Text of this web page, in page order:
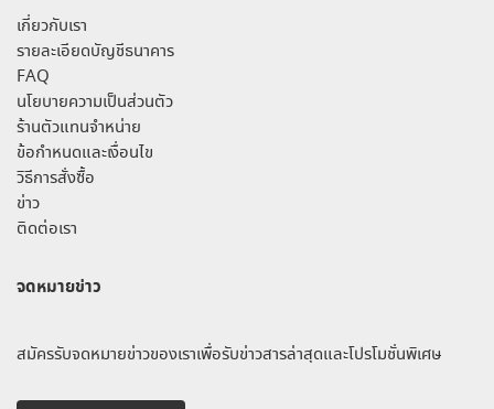
เกี่ยวกับเรา
รายละเอียดบัญชีธนาคาร
FAQ
นโยบายความเป็นส่วนตัว
ร้านตัวแทนจำหน่าย
ข้อกำหนดและเงื่อนไข
วิธีการสั่งซื้อ
ข่าว
ติดต่อเรา
จดหมายข่าว
สมัครรับจดหมายข่าวของเราเพื่อรับข่าวสารล่าสุดและโปรโมชั่นพิเศษ